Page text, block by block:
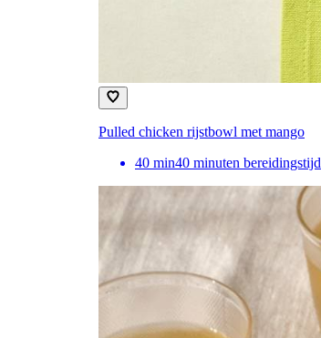
Pulled chicken rijstbowl met mango
40 min40 minuten bereidingstijd